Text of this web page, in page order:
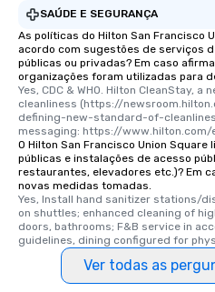
SAÚDE E SEGURANÇA
As políticas do Hilton San Francisco
acordo com sugestões de serviços
públicas ou privadas? Em caso
organizações foram utilizadas para
Yes, CDC & WHO. Hilton CleanStay,
cleanliness (https://
defining-new-standard-of-
messaging: https://
O Hilton San Francisco Union Square
públicas e instalações de acesso
restaurantes, elevadores etc.)? Em
novas medidas tomadas.
Yes, Install hand sanitizer stations/
on shuttles; enhanced cleaning of
doors, bathrooms; F&B service in
guidelines, dining configured for
Ver todas as